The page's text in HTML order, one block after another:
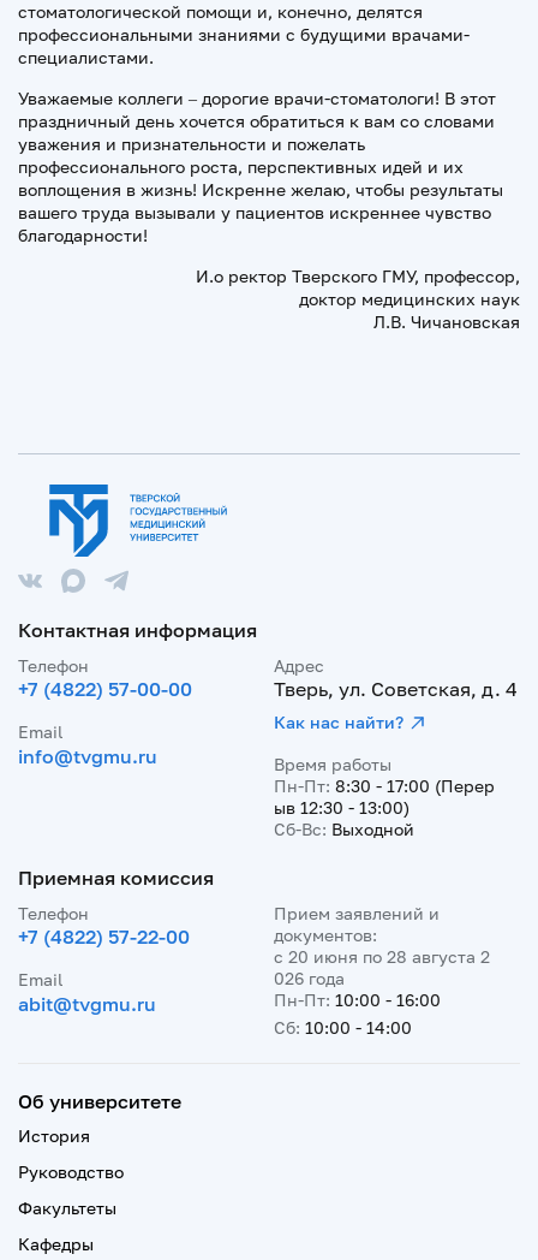
стоматологической помощи и, конечно, делятся
профессиональными знаниями с будущими врачами-
специалистами.
Уважаемые коллеги – дорогие врачи-стоматологи! В этот
праздничный день хочется обратиться к вам со словами
уважения и признательности и пожелать
профессионального роста, перспективных идей и их
воплощения в жизнь! Искренне желаю, чтобы результаты
вашего труда вызывали у пациентов искреннее чувство
благодарности!
И.о ректор Тверского ГМУ, профессор,
доктор медицинских наук
Л.В. Чичановская
Контактная информация
Телефон
+7 (4822) 57-00-00
Email
info@tvgmu.ru
Адрес
Тверь, ул. Советская, д. 4
Как нас найти?
Время работы
Пн-Пт: 8:30 - 17:00 (Перер
ыв 12:30 - 13:00)
Сб-Вс: Выходной
Приемная комиссия
Телефон
+7 (4822) 57-22-00
Email
abit@tvgmu.ru
Прием заявлений и
документов:
с 20 июня по 28 августа 2
026 года
Пн-Пт: 10:00 - 16:00
Сб: 10:00 - 14:00
Об университете
История
Руководство
Факультеты
Кафедры